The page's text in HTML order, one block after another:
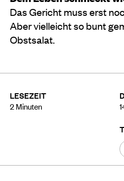
LESEZEIT
2 Minuten
Das Gericht muss erst
Aber vielleicht so bunt
Obstsalat.